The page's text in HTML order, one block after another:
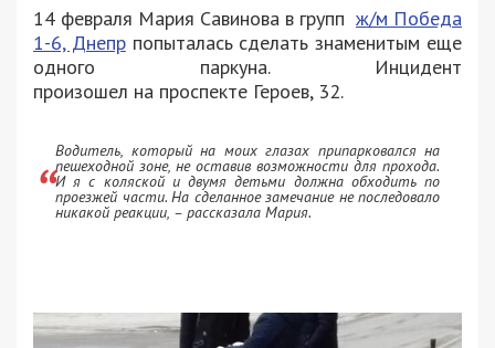
14 февраля Мария Савинова в групп ж/м Победа
1-6, Днепрпопыталась сделать знаменитым еще
одного паркуна. Инцидент
произошел на проспекте Героев, 32.
Водитель, который на моих глазах припарковался на
пешеходной зоне, не оставив возможности для прохода.
И я с коляской и двумя детьми должна обходить по
проезжей части. На сделанное замечание не последовало
никакой реакции, – рассказала Мария.